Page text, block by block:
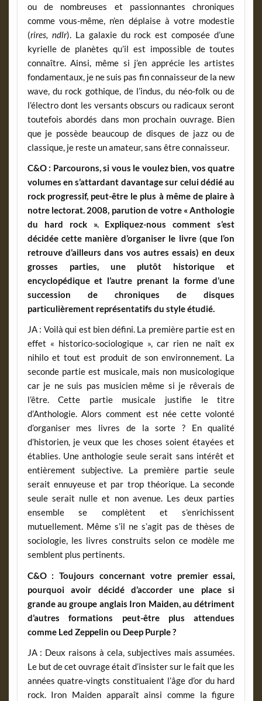
ou de nombreuses et passionnantes chroniques
comme vous-même, n’en déplaise à votre modestie
(rires, ndlr). La galaxie du rock est composée d’une
kyrielle de planètes qu’il est impossible de toutes
connaître. Ainsi, même si j’en apprécie les artistes
fondamentaux, je ne suis pas fin connaisseur de la new
wave, du rock gothique, de l’indus, du néo-folk ou de
l’électro dont les versants obscurs ou radicaux seront
toutefois abordés dans mon prochain ouvrage. Bien
que je possède beaucoup de disques de jazz ou de
classique, je reste un amateur, sans être connaisseur.
C&O : Parcourons, si vous le voulez bien, vos quatre
volumes en s’attardant davantage sur celui dédié au
rock progressif, peut-être le plus à même de plaire à
notre lectorat. 2008, parution de votre « Anthologie
du hard rock ». Expliquez-nous comment s’est
décidée cette manière d’organiser le livre (que l’on
retrouve d’ailleurs dans vos autres essais) en deux
grosses parties, une plutôt historique et
encyclopédique et l’autre prenant la forme d’une
succession de chroniques de disques
particulièrement représentatifs du style étudié.
JA : Voilà qui est bien défini. La première partie est en
effet « historico-sociologique », car rien ne naît ex
nihilo et tout est produit de son environnement. La
seconde partie est musicale, mais non musicologique
car je ne suis pas musicien même si je rêverais de
l’être. Cette partie musicale justifie le titre
d’Anthologie. Alors comment est née cette volonté
d’organiser mes livres de la sorte ? En qualité
d’historien, je veux que les choses soient étayées et
établies. Une anthologie seule serait sans intérêt et
entièrement subjective. La première partie seule
serait ennuyeuse et par trop théorique. La seconde
seule serait nulle et non avenue. Les deux parties
ensemble se complètent et s’enrichissent
mutuellement. Même s’il ne s’agit pas de thèses de
sociologie, les livres construits selon ce modèle me
semblent plus pertinents.
C&O : Toujours concernant votre premier essai,
pourquoi avoir décidé d’accorder une place si
grande au groupe anglais Iron Maiden, au détriment
d’autres formations peut-être plus attendues
comme Led Zeppelin ou Deep Purple ?
JA : Deux raisons à cela, subjectives mais assumées.
Le but de cet ouvrage était d’insister sur le fait que les
années quatre-vingts constituaient l’âge d’or du hard
rock. Iron Maiden apparaît ainsi comme la figure